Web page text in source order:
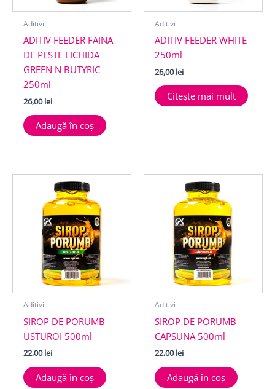
Aditivi
ADITIV FEEDER FAINA
DE PESTE LICHIDA
GREEN N BUTYRIC
250ml
26,00lei
Adaugă în coș
Aditivi
ADITIV FEEDER WHITE
250ml
26,00lei
Citește mai mult
Aditivi
SIROP DE PORUMB
USTUROI 500ml
22,00lei
Adaugă în coș
Aditivi
SIROP DE PORUMB
CAPSUNA 500ml
22,00lei
Adaugă în coș